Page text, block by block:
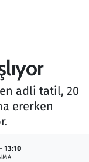
adli tatil, 20
ererken
13:10